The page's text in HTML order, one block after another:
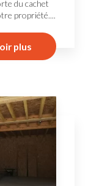
du cachet
propriété....
plus